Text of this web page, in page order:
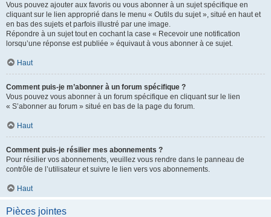
Vous pouvez ajouter aux favoris ou vous abonner à un sujet spécifique en
cliquant sur le lien approprié dans le menu « Outils du sujet », situé en haut et
en bas des sujets et parfois illustré par une image.
Répondre à un sujet tout en cochant la case « Recevoir une notification
lorsqu’une réponse est publiée » équivaut à vous abonner à ce sujet.
Haut
Comment puis-je m’abonner à un forum spécifique ?
Vous pouvez vous abonner à un forum spécifique en cliquant sur le lien
« S’abonner au forum » situé en bas de la page du forum.
Haut
Comment puis-je résilier mes abonnements ?
Pour résilier vos abonnements, veuillez vous rendre dans le panneau de
contrôle de l’utilisateur et suivre le lien vers vos abonnements.
Haut
Pièces jointes